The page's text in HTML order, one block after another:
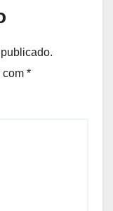
com *